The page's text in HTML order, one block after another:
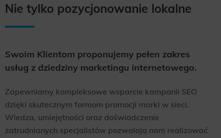
Nie tylko pozycjonowanie lokalne
Swoim Klientom proponujemy pełen zakres
usług z dziedziny marketingu internetowego.
Zapewniamy kompleksowe wsparcie kampanii SEO
dzięki skutecznym formom promocji marki w sieci.
Wiedza, umiejętności oraz doświadczenie
zatrudnianych specjalistów pozwalają nam realizować